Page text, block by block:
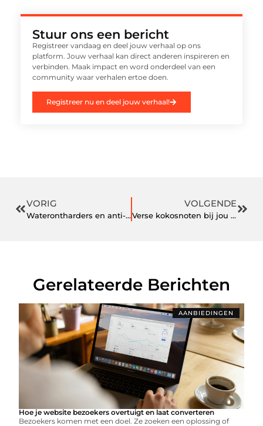
Stuur ons een bericht
Registreer vandaag en deel jouw verhaal op ons
platform. Jouw verhaal kan direct anderen inspireren en
verbinden. Maak impact en word onderdeel van een
community waar verhalen ertoe doen.
Registreer nu en deel jouw verhaal!
VORIG
Waterontharders en anti- kalk magneten. Hoe werkt dat nu?
VOLGENDE
Verse kokosnoten bij jou op het bedrijf?
Gerelateerde Berichten
AANBIEDINGEN
Hoe je website bezoekers overtuigt en laat converteren
Bezoekers komen met een doel. Ze zoeken een oplossing of